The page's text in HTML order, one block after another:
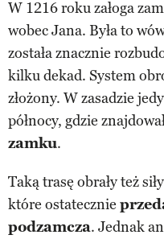
W 1216 roku załoga
wobec Jana. Była to
została znacznie
kilku dekad. System
złożony. W zasadzie
północy, gdzie
zamku.
Taką trasę obrały też
które ostatecznie
podzamcza. Jednak